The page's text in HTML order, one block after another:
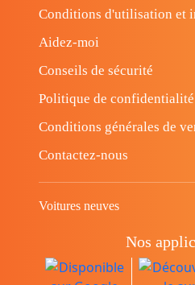
Conditions d'utilisation et
Aidez-moi
Conseils de sécurité
Politique de confidentialité
Conditions générales de
Contactez-nous
Voitures neuves
Nos